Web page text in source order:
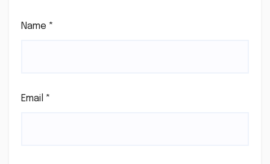
Name *
Email *